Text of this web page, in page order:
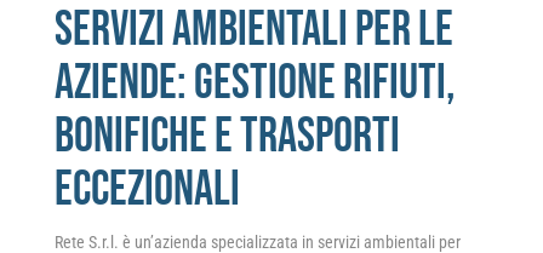
Servizi ambientali per le
aziende: gestione rifiuti,
bonifiche e trasporti
eccezionali
Rete S.r.l. è un’azienda specializzata in servizi ambientali per